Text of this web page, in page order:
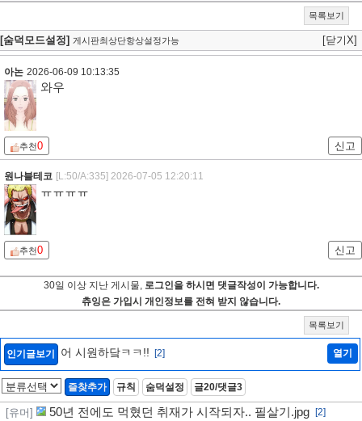
목록보기
[숨덕모드설정] 게시판최상단항상설정가능 [닫기X]
아논 2026-06-09 10:13:35
와우
추천0 신고
원나블테코 [L:50/A:335] 2026-07-05 12:20:11
ㅠㅠㅠㅠ
추천0 신고
30일 이상 지난 게시물, 로그인을 하시면 댓글작성이 가능합니다.
츄잉은 가입시 개인정보를 전혀 받지 않습니다.
목록보기
인기글보기 어 시원하닼ㅋㅋ!! [2] 열기
즐찾추가 규칙 숨덕설정 글20/댓글3
[유머] 50년 전에도 먹혔던 취재가 시작되자.. 필살기.jpg
[2]